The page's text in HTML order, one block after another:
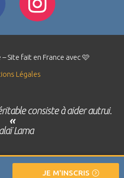
JE M'INSCRIS
Site fait en France avec 🩷
Légales
consiste à aider autrui.
«
Lama